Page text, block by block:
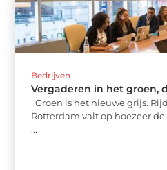
Bedrijven
Vergaderen in het groen,
Groen is het nieuwe grijs.
Rotterdam valt op hoezeer
...